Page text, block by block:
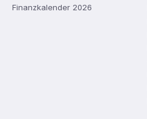
Finanzkalender 2026